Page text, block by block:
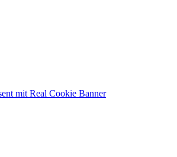
mit Real Cookie Banner